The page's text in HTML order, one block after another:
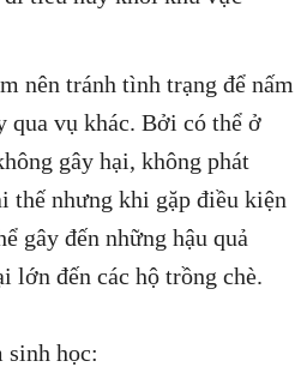
nên tránh tình trạng để nấm
qua vụ khác. Bởi có thể ở
gây hại, không phát
thế nhưng khi gặp điều kiện
gây đến những hậu quả
lớn đến các hộ trồng chè.
sinh học: